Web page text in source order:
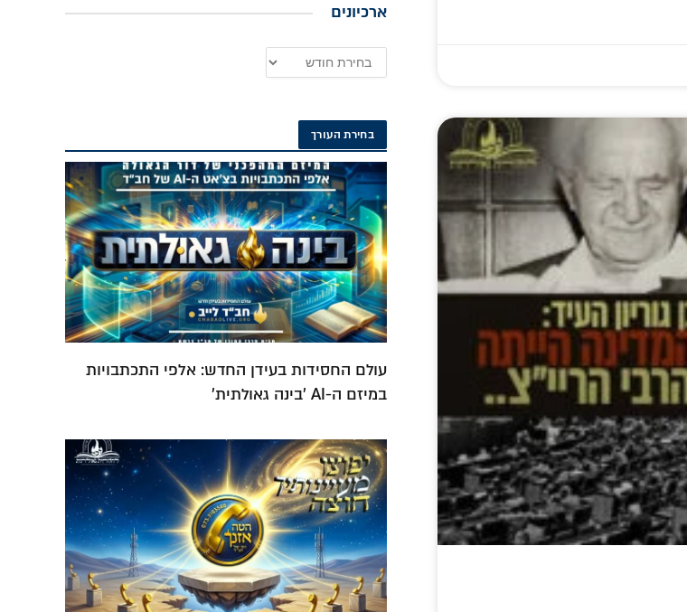
ארכיונים
בחירת העורך
עולם החסידות בעידן החדש: אלפי התכתבויות
במיזם ה-AI 'בינה גאולתית'